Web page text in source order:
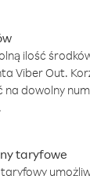
ilość
Viber Out.
na dowolny
taryfowe